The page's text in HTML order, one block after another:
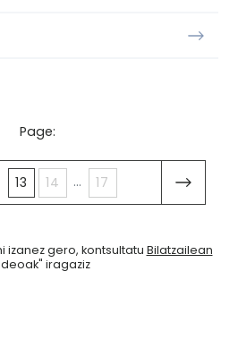
Page:
13 14 ... 17
izanez gero, kontsultatu Bilatzailean
iragaziz